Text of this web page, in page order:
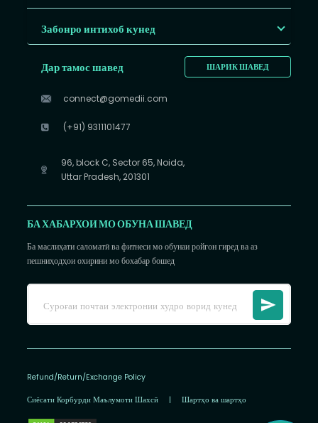
Забонро интихоб кунед
ШАРИК ШАВЕД
Дар тамос шавед
connect@gomedii.com
(+91) 9311101477
96, block C, Sector 65, Noida,
Uttar Pradesh, 201301
БА ХАБАРХОИ МО ОБУНА ШАВЕД
Ба маслиҳати саломатӣ ва фитнеси мо обунаи ройгон гиред ва аз
пешниҳодҳои охирини мо бохабар бошед
Refund/Return/Exchange Policy
Сиёсати Корбурди Маълумоти Шахсӣ | Шартҳо ва шартҳо